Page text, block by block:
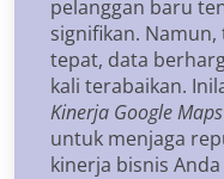
pelanggan baru
signifikan.
tepat, data
kali terabaikan.
Kinerja Google Maps
untuk menjaga
kinerja bisnis